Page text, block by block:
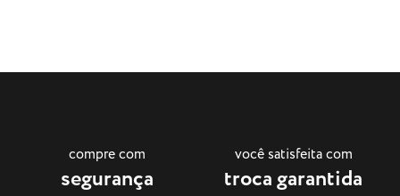
compre com
segurança
você satisfeita com
troca garantida